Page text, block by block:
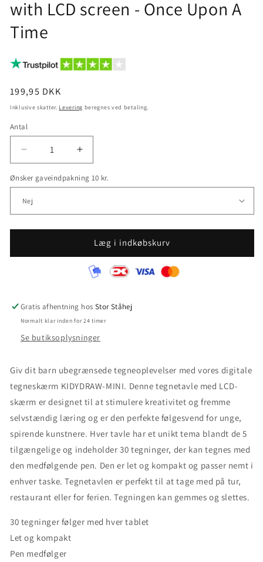
with LCD screen - Once Upon A
Time
Normalpris
199,95 DKK
Inklusive skatter. Levering beregnes ved betaling.
Antal
Reducer
antallet
for
KIDYDRAW
MINI
-
Sketchbook
Upon
Øg
antallet
for
KIDYDRAW
-
Sketchbook
with
screen
Upon
Ønsker gaveindpakning 10 kr.
Læg i indkøbskurv
Gratis afhentning hos Stor Ståhej
Normalt klar inden for 24 timer
Se butiksoplysninger
Giv dit barn ubegrænsede tegneoplevelser med vores digitale
tegneskærm KIDYDRAW-MINI. Denne tegnetavle med LCD-
skærm er designet til at stimulere kreativitet og fremme
selvstændig læring og er den perfekte følgesvend for unge,
spirende kunstnere. Hver tavle har et unikt tema blandt de 5
tilgængelige og indeholder 30 tegninger, der kan tegnes med
den medfølgende pen. Den er let og kompakt og passer nemt i
enhver taske. Tegnetavlen er perfekt til at tage med på tur,
restaurant eller for ferien. Tegningen kan gemmes og slettes.
30 tegninger følger med hver tablet
Let og kompakt
Pen medfølger